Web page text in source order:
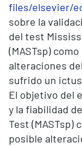
files/elsevier/
sobre la
del test
(MASTsp)
alteraciones
sufrido un
El objetivo del
y la fiabilidad
Test (MASTsp)
posible